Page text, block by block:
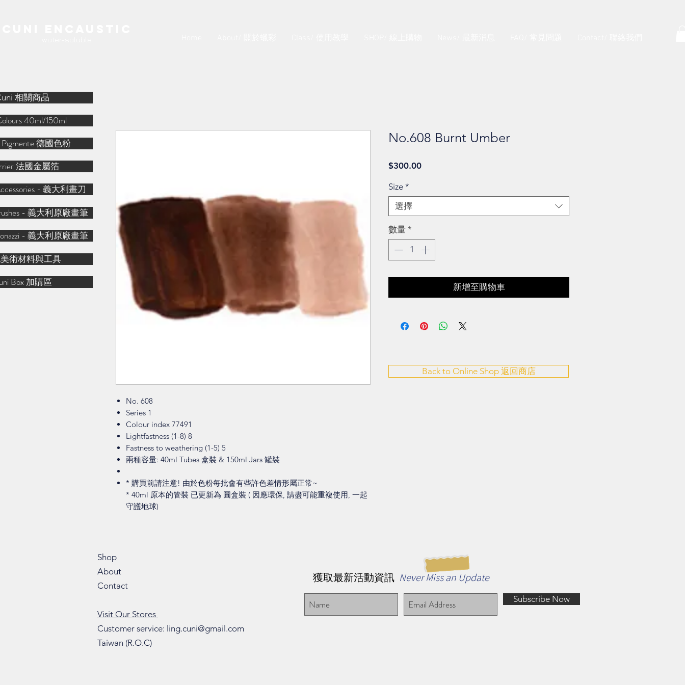
相關商品
40ml/150ml
德國色粉
法國金屬箔
- 義大利畫刀
- 義大利原廠畫筆
- 義大利原廠畫筆
術材料與工具
Box 加購區
No. 608
Series 1
Colour index 77491
Lightfastness (1-8) 8
Fastness to weathering (1-5) 5
兩種容量: 40ml Tubes 盒裝 & 150ml Jars 罐裝
* 購買前請注意! 由於色粉每批會有些許色差情形屬正常~
* 40ml 原本的管裝 已更新為 圓盒裝 ( 因應環保, 請盡可能重複使用, 一起
守護地球)
No.608 Burnt Umber
$300.00價
Size *
選擇
數量 *
新增至購物車
Back to Online Shop 返回商店
Shop
About
Contact
Visit Our Stores
Customer service: ling.cuni@gmail.com
Taiwan (R.O.C)
Subscribe Now
獲取最新活動資訊 Never Miss an Update